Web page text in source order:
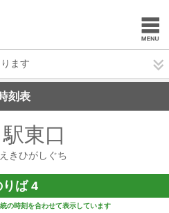
ます
刻表
東口
きひがしぐち
りば 4
の時刻を合わせて表示しています